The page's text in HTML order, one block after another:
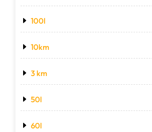
100l
10km
3 km
50l
60l